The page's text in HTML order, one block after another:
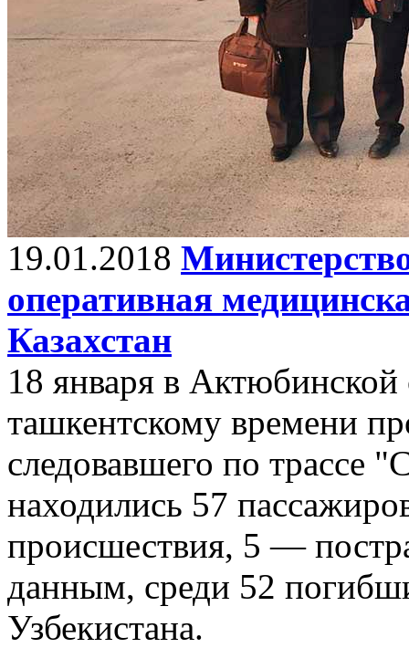
19.01.2018
оперативная
Казахстан
18 января в Актюбинской
ташкентскому времени
следовавшего по трассе
находились 57
происшествия, 5 —
данным, среди 52
Узбекистана.